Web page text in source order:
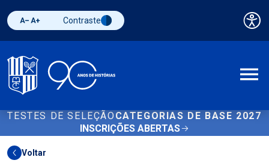
Diminuir fonte
Aumentar fonteAlternar contraste
Contraste
TESTES DE SELEÇÃO CATEGORIAS DE BASE 2027
INSCRIÇÕES ABERTAS
Voltar